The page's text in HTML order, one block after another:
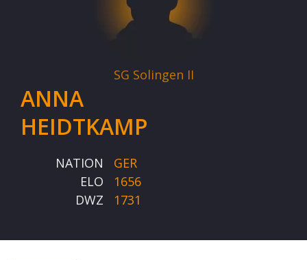
SG Solingen II
ANNA
HEIDTKAMP
NATION
GER
ELO
1656
DWZ
1731